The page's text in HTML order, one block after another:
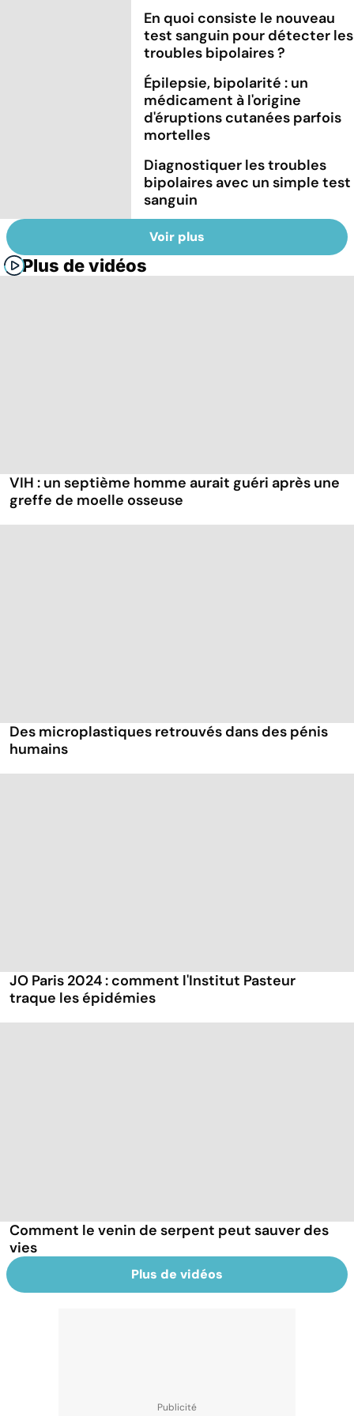
En quoi consiste le nouveau
test sanguin pour détecter les
troubles bipolaires ?
Épilepsie, bipolarité : un
médicament à l'origine
d'éruptions cutanées parfois
mortelles
Diagnostiquer les troubles
bipolaires avec un simple test
sanguin
Voir plus
Plus de vidéos
VIH : un septième homme aurait guéri après une
greffe de moelle osseuse
Des microplastiques retrouvés dans des pénis
humains
JO Paris 2024 : comment l'Institut Pasteur
traque les épidémies
Comment le venin de serpent peut sauver des
vies
Plus de vidéos